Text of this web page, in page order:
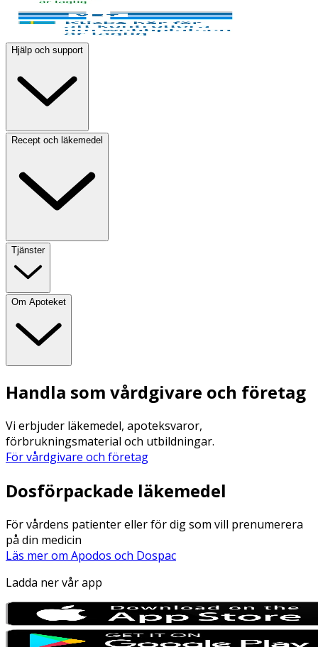
Hjälp och support
Recept och läkemedel
Tjänster
Om Apoteket
Handla som vårdgivare och företag
Vi erbjuder läkemedel, apoteksvaror,
förbrukningsmaterial och utbildningar.
För vårdgivare och företag
Dosförpackade läkemedel
För vårdens patienter eller för dig som vill prenumerera
på din medicin
Läs mer om Apodos och Dospac
Ladda ner vår app